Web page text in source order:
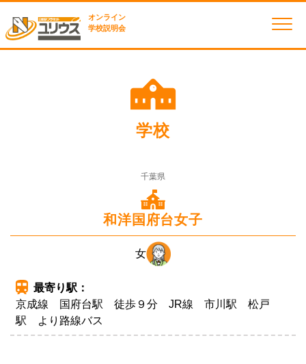
オンライン
学校説明会
学校
千葉県
和洋国府台女子
女
最寄り駅：
京成線 国府台駅 徒歩９分 JR線 市川駅 松戸
駅 より路線バス